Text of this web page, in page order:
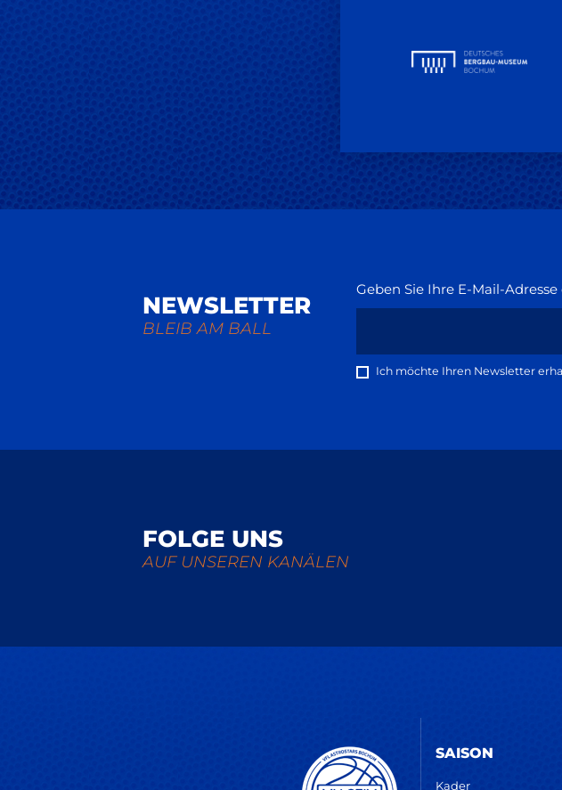
NEWSLETTER
BLEIB AM BALL
Geben Sie Ihre E-Mail-
Ich möchte Ihren Newsletter
FOLGE UNS
AUF UNSEREN KANÄLEN
SAISON
Kader